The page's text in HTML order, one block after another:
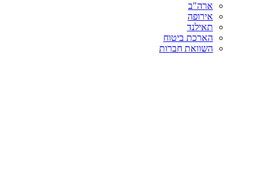
ארה"ב
אירופה
תאילנד
הארכת ביטוח
השוואת חברות